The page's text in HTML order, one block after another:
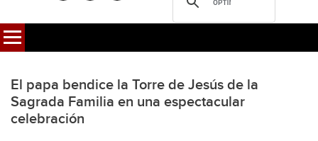
El papa bendice la Torre de Jesús de la
Sagrada Familia en una espectacular
celebración